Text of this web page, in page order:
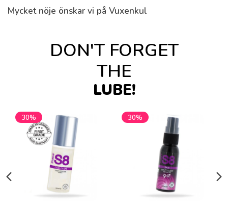
Mycket nöje önskar vi på Vuxenkul
DON'T FORGET
THE
LUBE!
30% 30%